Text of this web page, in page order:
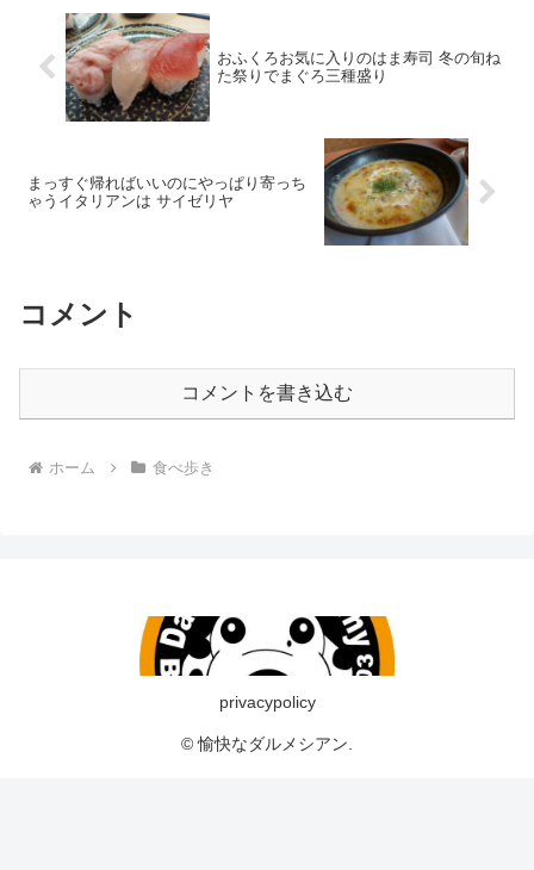
おふくろお気に入りのはま寿司 冬の旬ね
た祭りでまぐろ三種盛り
まっすぐ帰ればいいのにやっぱり寄っち
ゃうイタリアンは サイゼリヤ
コメント
コメントを書き込む
ホーム 食べ歩き
privacypolicy
© 愉快なダルメシアン.